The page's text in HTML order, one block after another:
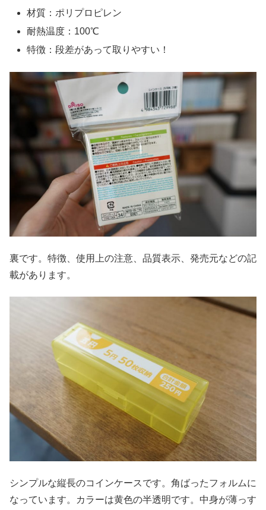
材質：ポリプロピレン
耐熱温度：100℃
特徴：段差があって取りやすい！
裏です。特徴、使用上の注意、品質表示、発売元などの記
載があります。
シンプルな縦長のコインケースです。角ばったフォルムに
なっています。カラーは黄色の半透明です。中身が薄っす